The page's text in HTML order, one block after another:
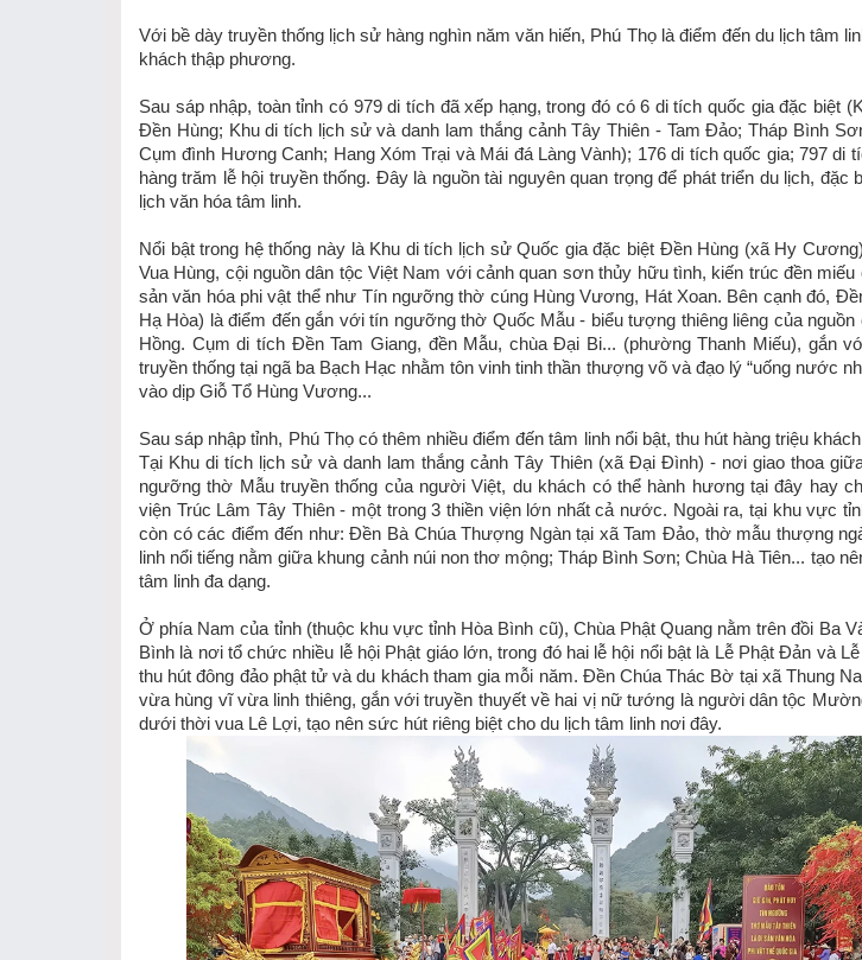
Với bề dày truyền thống lịch sử hàng nghìn năm văn hiến, Phú Thọ là điểm đến du lịch tâm
khách thập phương.
Sau sáp nhập, toàn tỉnh có 979 di tích đã xếp hạng, trong đó có 6 di tích quốc gia đặc biệt
Đền Hùng; Khu di tích lịch sử và danh lam thắng cảnh Tây Thiên - Tam Đảo; Tháp Bình
Cụm đình Hương Canh; Hang Xóm Trại và Mái đá Làng Vành); 176 di tích quốc gia; 797 di
hàng trăm lễ hội truyền thống. Đây là nguồn tài nguyên quan trọng để phát triển du lịch, đặc
lịch văn hóa tâm linh.
Nổi bật trong hệ thống này là Khu di tích lịch sử Quốc gia đặc biệt Đền Hùng (xã Hy
Vua Hùng, cội nguồn dân tộc Việt Nam với cảnh quan sơn thủy hữu tình, kiến trúc đền
sản văn hóa phi vật thể như Tín ngưỡng thờ cúng Hùng Vương, Hát Xoan. Bên cạnh đó,
Hạ Hòa) là điểm đến gắn với tín ngưỡng thờ Quốc Mẫu - biểu tượng thiêng liêng của nguồn
Hồng. Cụm di tích Đền Tam Giang, đền Mẫu, chùa Đại Bi... (phường Thanh Miếu), gắn
truyền thống tại ngã ba Bạch Hạc nhằm tôn vinh tinh thần thượng võ và đạo lý “uống nước
vào dịp Giỗ Tổ Hùng Vương...
Sau sáp nhập tỉnh, Phú Thọ có thêm nhiều điểm đến tâm linh nổi bật, thu hút hàng triệu
Tại Khu di tích lịch sử và danh lam thắng cảnh Tây Thiên (xã Đại Đình) - nơi giao thoa
ngưỡng thờ Mẫu truyền thống của người Việt, du khách có thể hành hương tại đây hay
viện Trúc Lâm Tây Thiên - một trong 3 thiền viện lớn nhất cả nước. Ngoài ra, tại khu vực
còn có các điểm đến như: Đền Bà Chúa Thượng Ngàn tại xã Tam Đảo, thờ mẫu thượng
linh nổi tiếng nằm giữa khung cảnh núi non thơ mộng; Tháp Bình Sơn; Chùa Hà Tiên... tạo
tâm linh đa dạng.
Ở phía Nam của tỉnh (thuộc khu vực tỉnh Hòa Bình cũ), Chùa Phật Quang nằm trên đồi Ba
Bình là nơi tổ chức nhiều lễ hội Phật giáo lớn, trong đó hai lễ hội nổi bật là Lễ Phật Đản và Lễ
thu hút đông đảo phật tử và du khách tham gia mỗi năm. Đền Chúa Thác Bờ tại xã Thung
vừa hùng vĩ vừa linh thiêng, gắn với truyền thuyết về hai vị nữ tướng là người dân tộc
dưới thời vua Lê Lợi, tạo nên sức hút riêng biệt cho du lịch tâm linh nơi đây.